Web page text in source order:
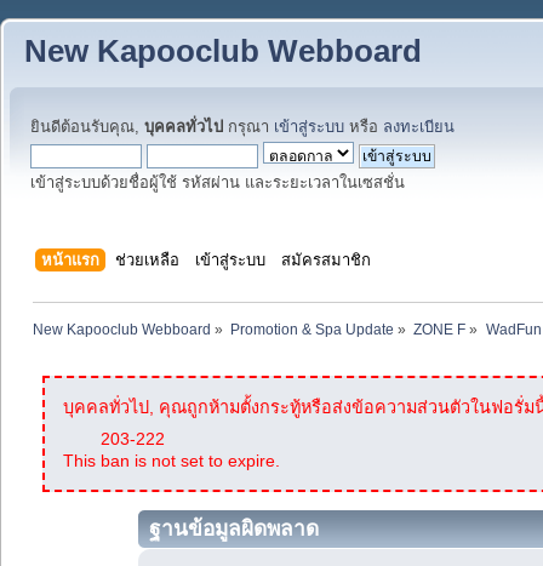
New Kapooclub Webboard
ยินดีต้อนรับคุณ, บุคคลทั่วไป กรุณา เข้าสู่ระบบ หรือ ลงทะเบียน
เข้าสู่ระบบด้วยชื่อผู้ใช้ รหัสผ่าน และระยะเวลาในเซสชั่น
หน้าแรก ช่วยเหลือ เข้าสู่ระบบ สมัครสมาชิก
New Kapooclub Webboard » Promotion & Spa Update » ZONE F »
บุคคลทั่วไป, คุณถูกห้ามตั้งกระทู้หรือส่งข้อความส่วนตัวในฟอรั่ม
203-222
This ban is not set to expire.
ฐานข้อมูลผิดพลาด